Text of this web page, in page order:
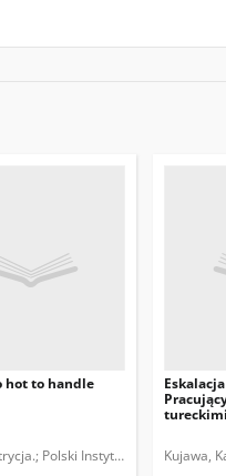
hot to handle
Polski Instytut SprawKujawa,